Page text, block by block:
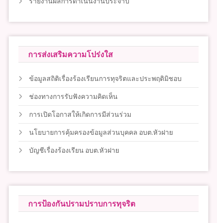
การส่งเสริมความโปร่งใส
ข้อมูลสถิติเรื่องร้องเรียนการทุจริตและประพฤติมิชอบ
ช่องทางการรับฟังความคิดเห็น
การเปิดโอกาสให้เกิดการมีส่วนร่วม
นโยบายการคุ้มครองข้อมูลส่วนบุคคล อบต.หัวฝาย
บัญชีเรื่องร้องเรียน อบต.หัวฝาย
การป้องกันปรามปราบการทุจริต